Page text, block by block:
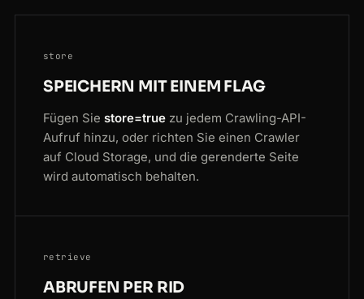
store
SPEICHERN MIT EINEM FLAG
Fügen Sie store=true zu jedem Crawling-API-
Aufruf hinzu, oder richten Sie einen Crawler
auf Cloud Storage, und die gerenderte Seite
wird automatisch behalten.
retrieve
ABRUFEN PER RID